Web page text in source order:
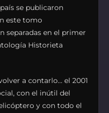
se publicaron
este tomo
separadas en el primer
Historieta
a contarlo… el 2001
con el inútil del
y con todo el